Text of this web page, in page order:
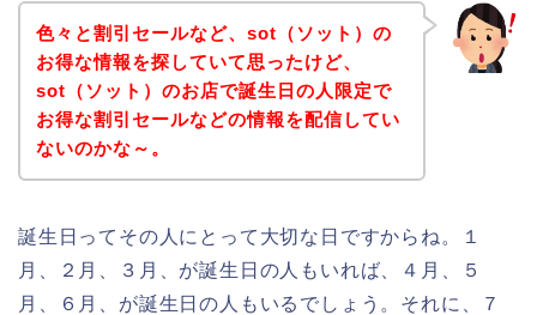
色々と割引セールなど、sot（ソット）の
お得な情報を探していて思ったけど、
sot（ソット）のお店で誕生日の人限定で
お得な割引セールなどの情報を配信してい
ないのかな～。
誕生日ってその人にとって大切な日ですからね。１
月、２月、３月、が誕生日の人もいれば、４月、５
月、６月、が誕生日の人もいるでしょう。それに、７